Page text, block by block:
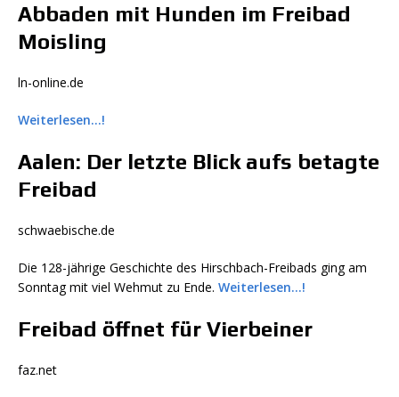
Abbaden mit Hunden im Freibad
Moisling
ln-online.de
Weiterlesen…!
Aalen: Der letzte Blick aufs betagte
Freibad
schwaebische.de
Die 128-jährige Geschichte des Hirschbach-Freibads ging am
Sonntag mit viel Wehmut zu Ende. Weiterlesen…!
Freibad öffnet für Vierbeiner
faz.net